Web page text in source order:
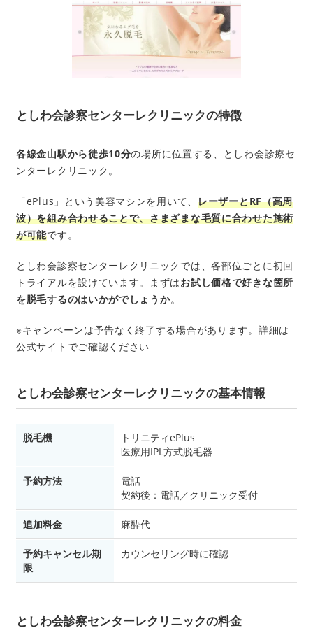
としわ会診察センターレクリニックの特徴
各線金山駅から徒歩10分の場所に位置する、としわ会診療セ
ンターレクリニック。
「ePlus」という美容マシンを用いて、 レーザーとRF（高周
波）を組み合わせることで、さまざまな毛質に合わせた施術
が可能です。
としわ会診察センターレクリニックでは、各部位ごとに初回
トライアルを設けています。まずはお試し価格で好きな箇所
を脱毛するのはいかがでしょうか。
※キャンペーンは予告なく終了する場合があります。詳細は
公式サイトでご確認ください
としわ会診察センターレクリニックの基本情報
脱毛機
トリニティePlus
医療用IPL方式脱毛器
予約方法
電話
契約後：電話／クリニック受付
追加料金 麻酔代
予約キャンセル期
限
カウンセリング時に確認
としわ会診察センターレクリニックの料金